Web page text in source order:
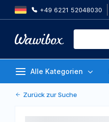
+49 6221 52048030
Alle Kategorien
Von Al Dente
Zurück zur Suche